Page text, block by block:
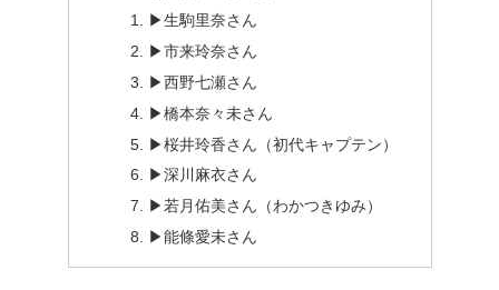
▶生駒里奈さん
▶市来玲奈さん
▶西野七瀬さん
▶橋本奈々未さん
▶桜井玲香さん（初代キャプテン）
▶深川麻衣さん
▶若月佑美さん（わかつきゆみ）
▶能條愛未さん